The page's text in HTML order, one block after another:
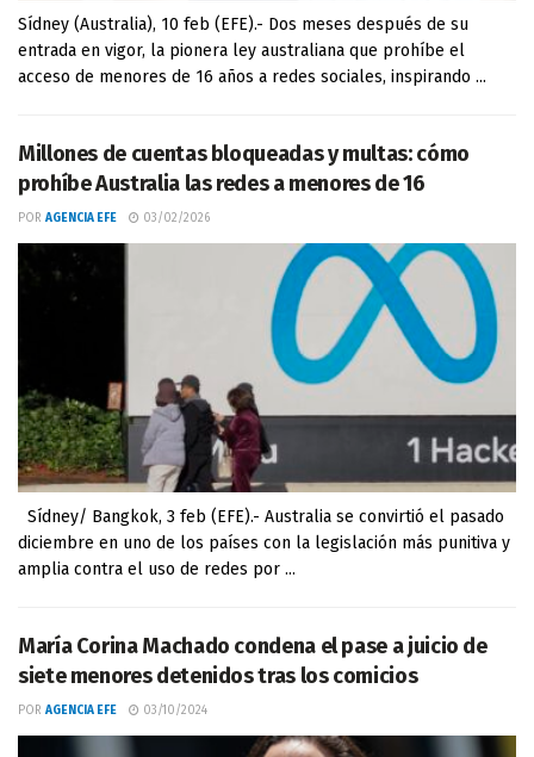
Sídney (Australia), 10 feb (EFE).- Dos meses después de su
entrada en vigor, la pionera ley australiana que prohíbe el
acceso de menores de 16 años a redes sociales, inspirando ...
Millones de cuentas bloqueadas y multas: cómo
prohíbe Australia las redes a menores de 16
POR AGENCIA EFE 03/02/2026
Sídney/ Bangkok, 3 feb (EFE).- Australia se convirtió el pasado
diciembre en uno de los países con la legislación más punitiva y
amplia contra el uso de redes por ...
María Corina Machado condena el pase a juicio de
siete menores detenidos tras los comicios
POR AGENCIA EFE 03/10/2024